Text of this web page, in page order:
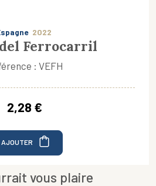
2022
Ferrocarril
: VEFH
2,28 €
AJOUTER
vous plaire